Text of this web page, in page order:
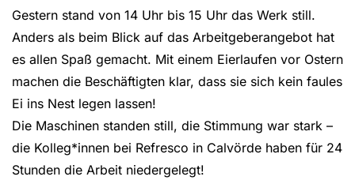
Gestern stand von 14 Uhr bis 15 Uhr das Werk still.
Anders als beim Blick auf das Arbeitgeberangebot hat
es allen Spaß gemacht. Mit einem Eierlaufen vor Ostern
machen die Beschäftigten klar, dass sie sich kein faules
Ei ins Nest legen lassen!
Die Maschinen standen still, die Stimmung war stark –
die Kolleg*innen bei Refresco in Calvörde haben für 24
Stunden die Arbeit niedergelegt!